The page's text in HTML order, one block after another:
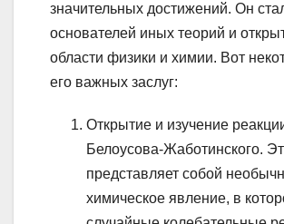
значительных достижений. Он
основателей иных теорий и
области физики и химии. Вот
его важных заслуг:
Открытие и изучение
Белоусова-Жаботинского.
представляет собой
химическое явление, в